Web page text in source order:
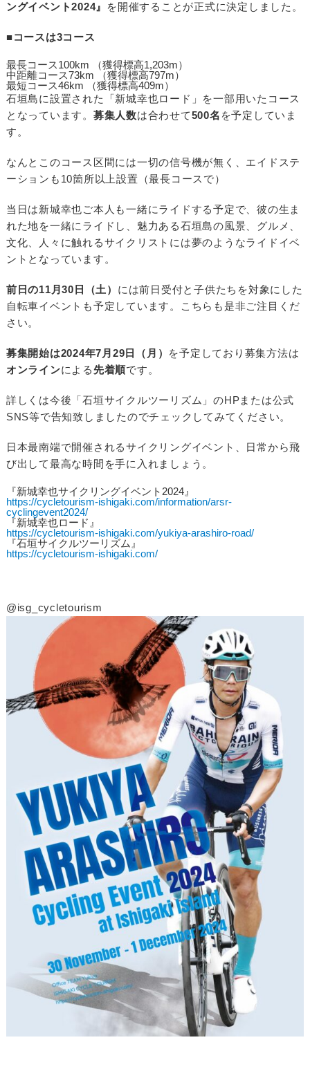
ングイベント2024』
を開催することが正式に決定しました。
■コースは3コース
最長コース100km （獲得標高1,203m）
中距離コース73km （獲得標高797m）
最短コース46km （獲得標高409m）
石垣島に設置された「新城幸也ロード」を一部用いたコース
となっています。 募集人数は合わせて500名 を予定していま
す。
なんとこのコース区間には一切の信号機が無く、エイドステ
ーションも10箇所以上設置（最長コースで）
当日は新城幸也ご本人も一緒にライドする予定で、彼の生ま
れた地を一緒にライドし、魅力ある石垣島の風景、グルメ、
文化、人々に触れるサイクリストには夢のようなライドイベ
ントとなっています。
前日の11月30日（土） には前日受付と子供たちを対象にした
自転車イベントも予定しています。こちらも是非ご注目くだ
さい。
募集開始は2024年7月29日（月） を予定しており募集方法は
オンラインによる先着順です。
詳しくは今後「石垣サイクルツーリズム」のHPまたは公式
SNS等で告知致しましたのでチェックしてみてください。
日本最南端で開催されるサイクリングイベント、日常から飛
び出して最高な時間を手に入れましょう。
『新城幸也サイクリングイベント2024』
https://cycletourism-ishigaki.com/information/arsr-
cyclingevent2024/
『新城幸也ロード』
https://cycletourism-ishigaki.com/yukiya-arashiro-road/
『石垣サイクルツーリズム』
https://cycletourism-ishigaki.com/
@isg_cycletourism